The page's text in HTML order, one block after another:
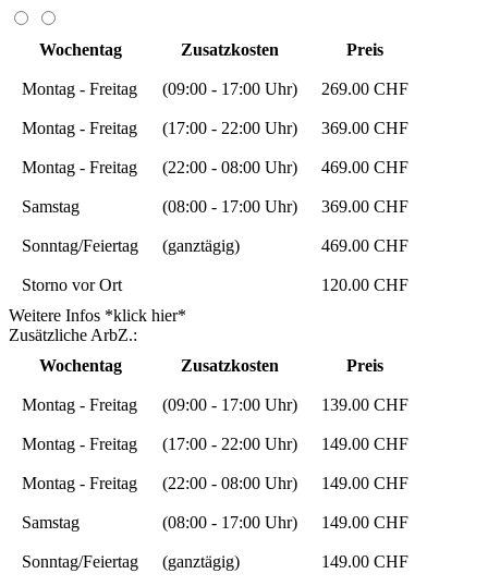
Wochentag Zusatzkosten Preis
Montag - Freitag (09:00 - 17:00 Uhr) 269.00 CHF
Montag - Freitag (17:00 - 22:00 Uhr) 369.00 CHF
Montag - Freitag (22:00 - 08:00 Uhr) 469.00 CHF
Samstag (08:00 - 17:00 Uhr) 369.00 CHF
Sonntag/Feiertag (ganztägig) 469.00 CHF
Storno vor Ort
120.00 CHF
Weitere Infos *klick hier*
Zusätzliche ArbZ.:
Wochentag
Zusatzkosten Preis
Montag - Freitag (09:00 - 17:00 Uhr) 139.00 CHF
Montag - Freitag (17:00 - 22:00 Uhr) 149.00 CHF
Montag - Freitag (22:00 - 08:00 Uhr) 149.00 CHF
Samstag (08:00 - 17:00 Uhr) 149.00 CHF
Sonntag/Feiertag (ganztägig) 149.00 CHF